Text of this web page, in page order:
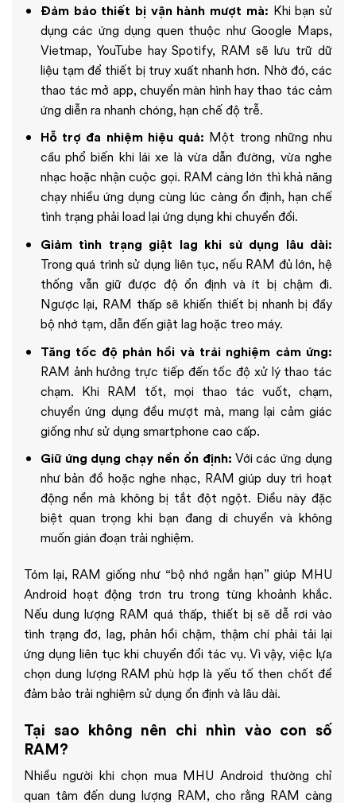
Đảm bảo thiết bị vận hành mượt mà: Khi bạn sử
dụng các ứng dụng quen thuộc như Google Maps,
Vietmap, YouTube hay Spotify, RAM sẽ lưu trữ dữ
liệu tạm để thiết bị truy xuất nhanh hơn. Nhờ đó, các
thao tác mở app, chuyển màn hình hay thao tác cảm
ứng diễn ra nhanh chóng, hạn chế độ trễ.
Hỗ trợ đa nhiệm hiệu quả: Một trong những nhu
cầu phổ biến khi lái xe là vừa dẫn đường, vừa nghe
nhạc hoặc nhận cuộc gọi. RAM càng lớn thì khả năng
chạy nhiều ứng dụng cùng lúc càng ổn định, hạn chế
tình trạng phải load lại ứng dụng khi chuyển đổi.
Giảm tình trạng giật lag khi sử dụng lâu dài:
Trong quá trình sử dụng liên tục, nếu RAM đủ lớn, hệ
thống vẫn giữ được độ ổn định và ít bị chậm đi.
Ngược lại, RAM thấp sẽ khiến thiết bị nhanh bị đầy
bộ nhớ tạm, dẫn đến giật lag hoặc treo máy.
Tăng tốc độ phản hồi và trải nghiệm cảm ứng:
RAM ảnh hưởng trực tiếp đến tốc độ xử lý thao tác
chạm. Khi RAM tốt, mọi thao tác vuốt, chạm,
chuyển ứng dụng đều mượt mà, mang lại cảm giác
giống như sử dụng smartphone cao cấp.
Giữ ứng dụng chạy nền ổn định: Với các ứng dụng
như bản đồ hoặc nghe nhạc, RAM giúp duy trì hoạt
động nền mà không bị tắt đột ngột. Điều này đặc
biệt quan trọng khi bạn đang di chuyển và không
muốn gián đoạn trải nghiệm.
Tóm lại, RAM giống như “bộ nhớ ngắn hạn” giúp MHU
Android hoạt động trơn tru trong từng khoảnh khắc.
Nếu dung lượng RAM quá thấp, thiết bị sẽ dễ rơi vào
tình trạng đơ, lag, phản hồi chậm, thậm chí phải tải lại
ứng dụng liên tục khi chuyển đổi tác vụ. Vì vậy, việc lựa
chọn dung lượng RAM phù hợp là yếu tố then chốt để
đảm bảo trải nghiệm sử dụng ổn định và lâu dài.
Tại sao không nên chỉ nhìn vào con số
RAM?
Nhiều người khi chọn mua MHU Android thường chỉ
quan tâm đến dung lượng RAM, cho rằng RAM càng